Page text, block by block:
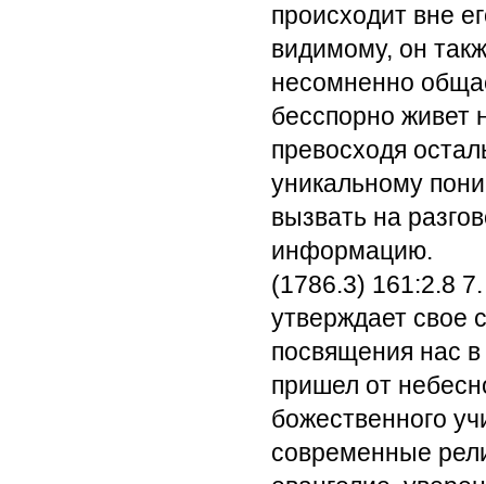
происходит вне
видимому, он
несомненно
бесспорно живет
превосходя
уникальному
вызвать на
информацию.
(1786.3) 161:2.8
утверждает свое
посвящения нас в
пришел от
божественного
современные